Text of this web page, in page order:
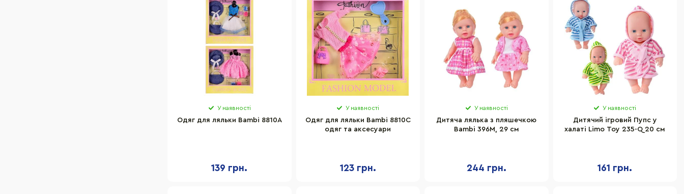
У наявності
Одяг для ляльки Bambi 8810A
139 грн.
У наявності
Одяг для ляльки Bambi 8810C
одяг та аксесуари
123 грн.
У наявності
Дитяча лялька з пляшечкою
Bambi 396M, 29 см
244 грн.
У наявності
Дитячий ігровий Пупс у
халаті Limo Toy 235-Q 20 см
161 грн.